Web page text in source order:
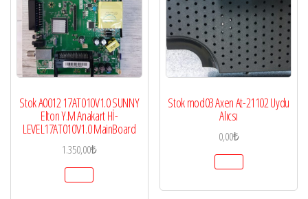
Stok A0012 17AT010V1.0 SUNNY
Elton Y.M Anakart Hİ-
LEVEL17AT010V1.0 MainBoard
1.350,00₺
Stok mod03 Axen At-21102 Uydu
Alıcsı
0,00₺